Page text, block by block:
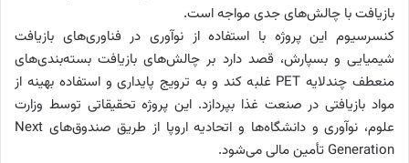
بازیافت با چالش‌های جدی مواجه است.
کنسرسیوم این پروژه با استفاده از نوآوری در فناوری‌های بازیافت
شیمیایی و بسپارش، قصد دارد بر چالش‌های بازیافت بسته‌بندی‌های
منعطف چندلایه PET غلبه کند و به ترویج پایداری و استفاده بهینه از
مواد بازیافتی در صنعت غذا بپردازد. این پروژه تحقیقاتی توسط وزارت
علوم، نوآوری و دانشگاه‌ها و اتحادیه اروپا از طریق صندوق‌های Next
Generation تأمین مالی می‌شود.